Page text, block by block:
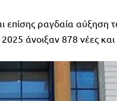
επίσης ραγδαία αύξηση
άνοιξαν 878 νέες